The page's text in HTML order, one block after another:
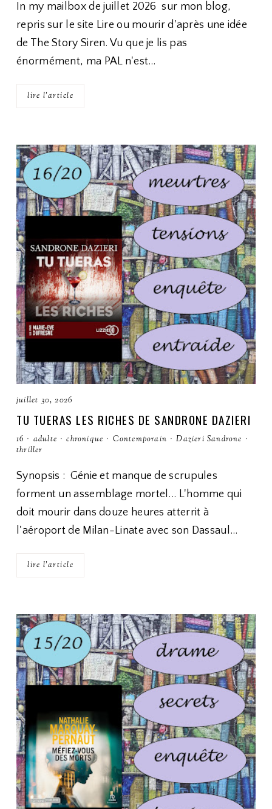
In my mailbox de juillet 2026 sur mon blog,
repris sur le site Lire ou mourir d'après une idée
de The Story Siren. Vu que je lis pas
énormément, ma PAL n'est…
lire l'article
juillet 30, 2026
TU TUERAS LES RICHES DE SANDRONE DAZIERI
16 · adulte · chronique · Contemporain · Dazieri Sandrone ·
thriller
Synopsis : Génie et manque de scrupules
forment un assemblage mortel... L'homme qui
doit mourir dans douze heures atterrit à
l'aéroport de Milan-Linate avec son Dassaul…
lire l'article